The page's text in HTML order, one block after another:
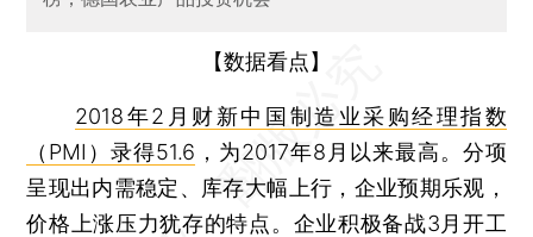
【数据看点】
2018年2月财新中国制造业采购经理指数
（PMI）录得51.6 ，为2017年8月以来最高。分项
呈现出内需稳定、库存大幅上行，企业预期乐观，
价格上涨压力犹存的特点。企业积极备战3月开工